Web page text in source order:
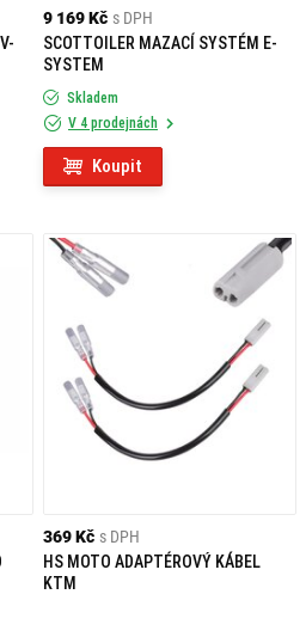
9 169 Kč s DPH
SCOTTOILER MAZACÍ SYSTÉM E-
SYSTEM
Skladem
V 4 prodejnách
Koupit
369 Kč s DPH
HS MOTO ADAPTÉROVÝ KÁBEL
KTM